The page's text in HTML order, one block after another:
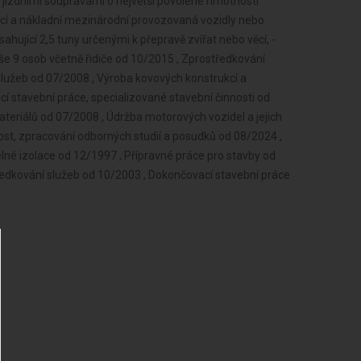
a nákladní mezinárodní provozovaná vozidly nebo
2,5 tuny určenými k přepravě zvířat nebo věcí, -
9 osob včetně řidiče od 10/2015 , Zprostředkování
od 07/2008 , Výroba kovových konstrukcí a
stavební práce, specializované stavební činnosti od
od 07/2008 , Údržba motorových vozidel a jejich
zpracování odborných studií a posudků od 08/2024 ,
izolace od 12/1997 , Přípravné práce pro stavby od
služeb od 10/2003 , Dokončovací stavební práce